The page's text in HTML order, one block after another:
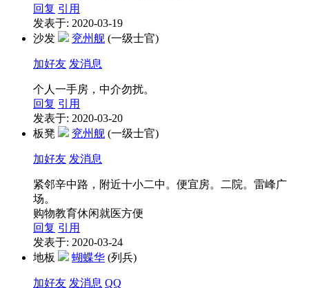
回复 引用
发表于: 2020-03-19
沙发
兖州舰 (一级士官)
加好友 发消息
个人一手房，中介勿扰。
回复 引用
发表于: 2020-03-20
板凳
兖州舰 (一级士官)
加好友 发消息
紧邻辛中路，附近十小二中。便宜房。二院。雷峰广
场。
购物教育休闲就医方便
回复 引用
发表于: 2020-03-24
地板
蝴蝶华 (列兵)
加好友 发消息 QQ